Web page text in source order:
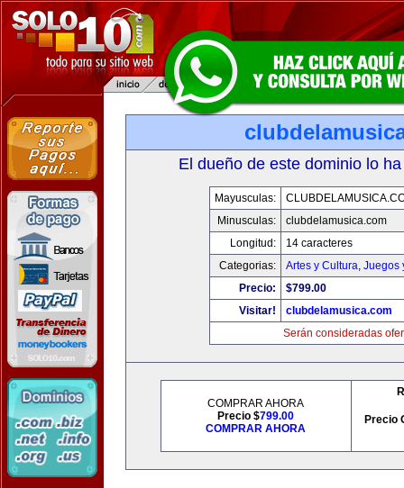
El dueño de este dominio lo
Mayusculas:
Minusculas:
clubdelamusica.com
Longitud:
14 caracteres
Categorias:
Artes y Cultura, Juegos
Precio:
$799.00
Visitar!
clubdelamusica.com
Serán consideradas
COMPRAR AHORA
Precio $799.00
COMPRAR AHORA
Precio